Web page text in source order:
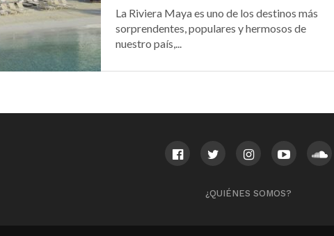
La Riviera Maya es uno de los destinos más
sorprendentes, populares y hermosos de
nuestro país,...
¿QUIÉNES SOMOS?